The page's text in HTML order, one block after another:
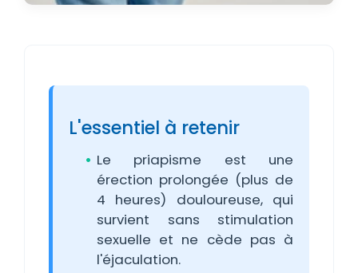
L'essentiel à retenir
Le priapisme est une
érection prolongée (plus de
4 heures) douloureuse, qui
survient sans stimulation
sexuelle et ne cède pas à
l'éjaculation.